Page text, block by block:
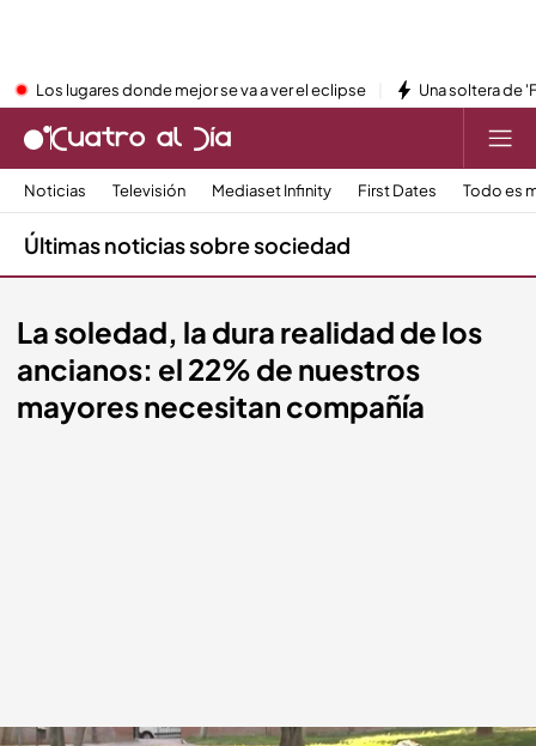
Los lugares donde mejor se va a ver el eclipse Una soltera de
Noticias Televisión Mediaset Infinity First Dates Todo es
Últimas noticias sobre sociedad
La soledad, la dura realidad de los
ancianos: el 22% de nuestros
mayores necesitan compañía